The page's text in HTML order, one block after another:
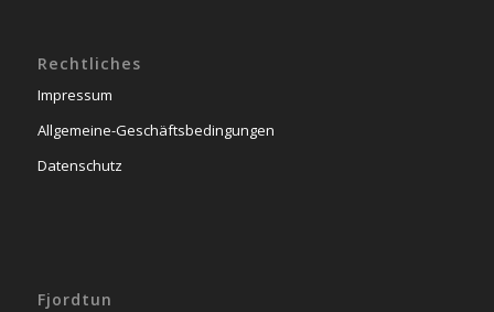
Rechtliches
Impressum
Allgemeine-Geschäftsbedingungen
Datenschutz
Fjordtun